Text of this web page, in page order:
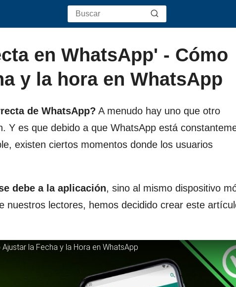
en WhatsApp' - Cómo
y la hora en WhatsApp
de WhatsApp? A menudo hay uno que otro
Y es que debido a que WhatsApp está
existen ciertos momentos donde los usuarios
debe a la aplicación, sino al mismo dispositivo
nuestros lectores, hemos decidido crear este
la Fecha y la Hora en WhatsApp